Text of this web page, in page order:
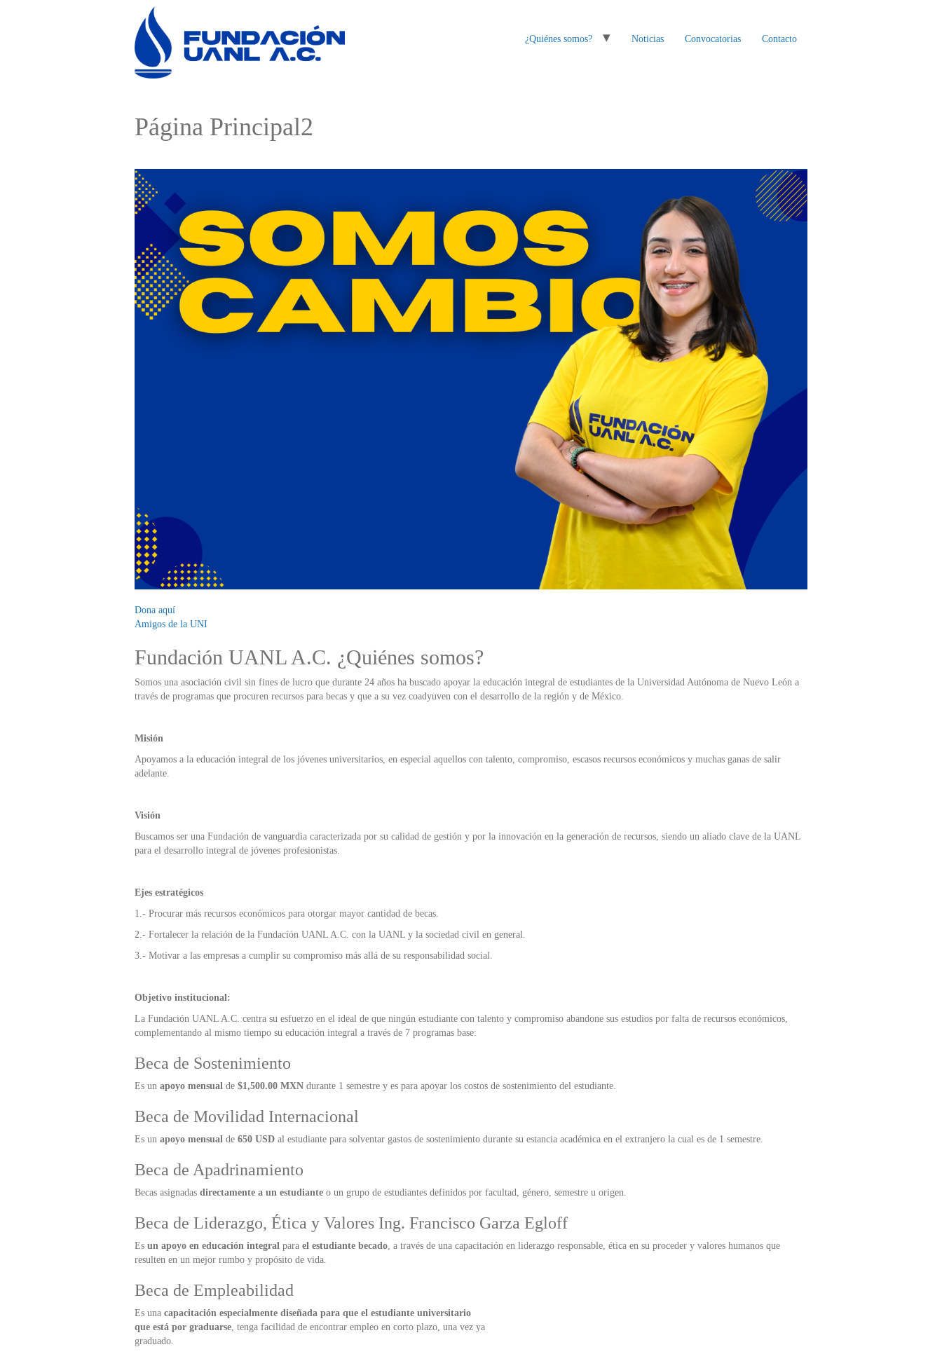
¿Quiénes somos? Noticias Convocatorias Contacto
Página Principal2
Dona aquí
Amigos de la UNI
Fundación UANL A.C. ¿Quiénes somos?
Somos una asociación civil sin fines de lucro que durante 24 años ha buscado apoyar la educación integral de estudiantes de la Universidad Autónoma de Nuevo León a
través de programas que procuren recursos para becas y que a su vez coadyuven con el desarrollo de la región y de México.
Misión
Apoyamos a la educación integral de los jóvenes universitarios, en especial aquellos con talento, compromiso, escasos recursos económicos y muchas ganas de salir
adelante.
Visión
Buscamos ser una Fundación de vanguardia caracterizada por su calidad de gestión y por la innovación en la generación de recursos, siendo un aliado clave de la UANL
para el desarrollo integral de jóvenes profesionistas.
Ejes estratégicos
1.- Procurar más recursos económicos para otorgar mayor cantidad de becas.
2.- Fortalecer la relación de la Fundacíón UANL A.C. con la UANL y la sociedad civil en general.
3.- Motivar a las empresas a cumplir su compromiso más allá de su responsabilidad social.
Objetivo institucional:
La Fundación UANL A.C. centra su esfuerzo en el ideal de que ningún estudiante con talento y compromiso abandone sus estudios por falta de recursos económicos,
complementando al mismo tiempo su educación integral a través de 7 programas base:
Beca de Sostenimiento
Es un apoyo mensual de $1,500.00 MXN durante 1 semestre y es para apoyar los costos de sostenimiento del estudiante.
Beca de Movilidad Internacional
Es un apoyo mensual de 650 USD al estudiante para solventar gastos de sostenimiento durante su estancia académica en el extranjero la cual es de 1 semestre.
Beca de Apadrinamiento
Becas asignadas directamente a un estudiante o un grupo de estudiantes definidos por facultad, género, semestre u origen.
Beca de Liderazgo, Ética y Valores Ing. Francisco Garza Egloff
Es un apoyo en educación integral para el estudiante becado , a través de una capacitación en liderazgo responsable, ética en su proceder y valores humanos que
resulten en un mejor rumbo y propósito de vida.
Beca de Empleabilidad
Es una capacitación especialmente diseñada para que el estudiante universitario
que está por graduarse , tenga facilidad de encontrar empleo en corto plazo, una vez ya
graduado.